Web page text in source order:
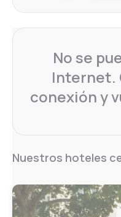
No se
Internet.
conexión y
Nuestros hoteles